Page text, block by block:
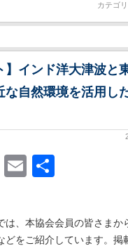
カテゴリ
】インド洋大津波と
な自然環境を活用し
LineEmail
は、本協会会員の皆さまか
どをご紹介しています。掲